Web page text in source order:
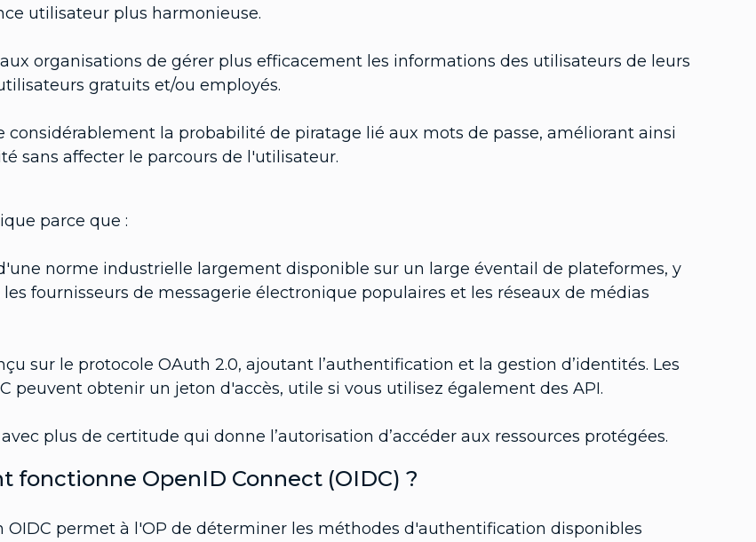
utilisateur plus harmonieuse.
organisations de gérer plus efficacement les informations des utilisateurs de leurs
gratuits et/ou employés.
considérablement la probabilité de piratage lié aux mots de passe, améliorant ainsi
sans affecter le parcours de l'utilisateur.
parce que :
norme industrielle largement disponible sur un large éventail de plateformes, y
fournisseurs de messagerie électronique populaires et les réseaux de médias
sur le protocole OAuth 2.0, ajoutant l’authentification et la gestion d’identités. Les
peuvent obtenir un jeton d'accès, utile si vous utilisez également des API.
plus de certitude qui donne l’autorisation d’accéder aux ressources protégées.
fonctionne OpenID Connect (OIDC) ?
OIDC permet à l'OP de déterminer les méthodes d'authentification disponibles